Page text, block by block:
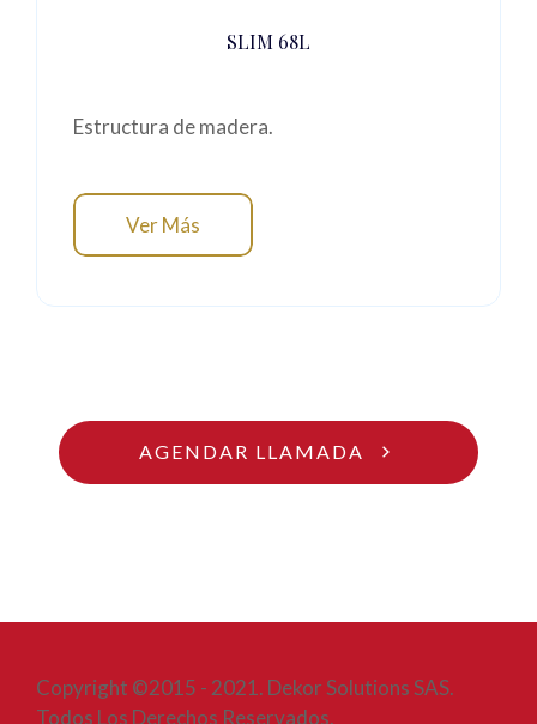
SLIM 68L
Estructura de madera.
Ver Más
AGENDAR LLAMADA
Copyright ©2015 - 2021. Dekor Solutions SAS.
Todos Los Derechos Reservados.